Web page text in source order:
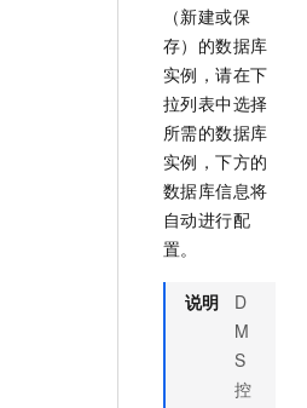
（新建或保
存）的数据库
实例，请在下
拉列表中选择
所需的数据库
实例，下方的
数据库信息将
自动进行配
置。
说明
D
M
S
控